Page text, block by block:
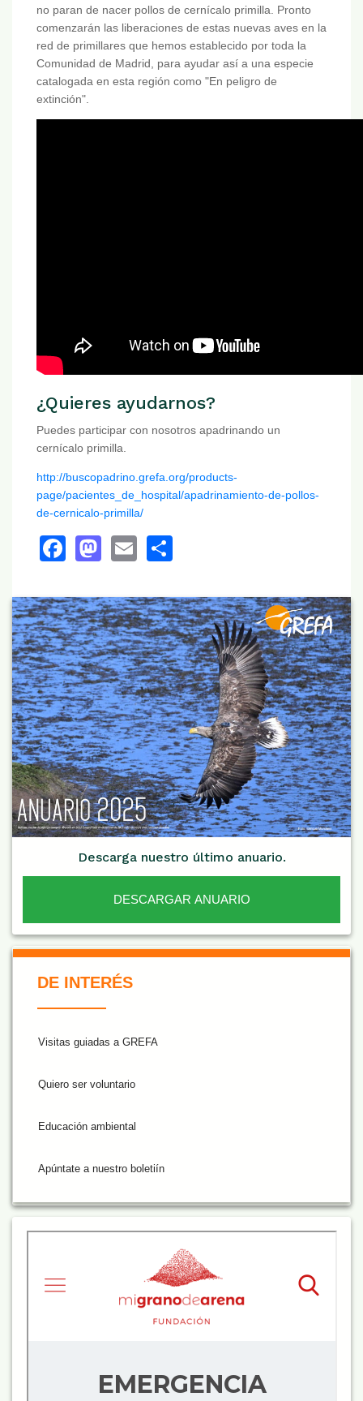
no paran de nacer pollos de cernícalo primilla. Pronto
comenzarán las liberaciones de estas nuevas aves en la
red de primillares que hemos establecido por toda la
Comunidad de Madrid, para ayudar así a una especie
catalogada en esta región como "En peligro de
extinción".
¿Quieres ayudarnos?
Puedes participar con nosotros apadrinando un
cernícalo primilla.
http://buscopadrino.grefa.org/products-
page/pacientes_de_hospital/apadrinamiento-de-pollos-
de-cernicalo-primilla/
Facebook
Mastodon
Email
Descarga nuestro último anuario.
DESCARGAR ANUARIO
De Interés NARANJA
DE INTERÉS
Visitas guiadas a GREFA
Quiero ser voluntario
Educación ambiental
Apúntate a nuestro boletiín